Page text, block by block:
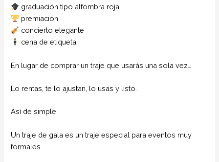
graduación tipo alfombra roja
premiación
concierto elegante
cena de etiqueta
En lugar de comprar un traje que usarás una sola vez…
Lo rentas, te lo ajustan, lo usas y listo.
Así de simple.
Un traje de gala es un traje especial para eventos muy
formales.